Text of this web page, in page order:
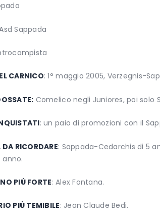
Sappada
CARNICO: 1° maggio 2005, Verzegnis-
Comelico negli Juniores, poi solo
: un paio di promozioni con il
RICORDARE: Sappada-Cedarchis di 5
anno.
PIÙ FORTE: Alex Fontana.
PIÙ TEMIBILE: Jean Claude Bedi.